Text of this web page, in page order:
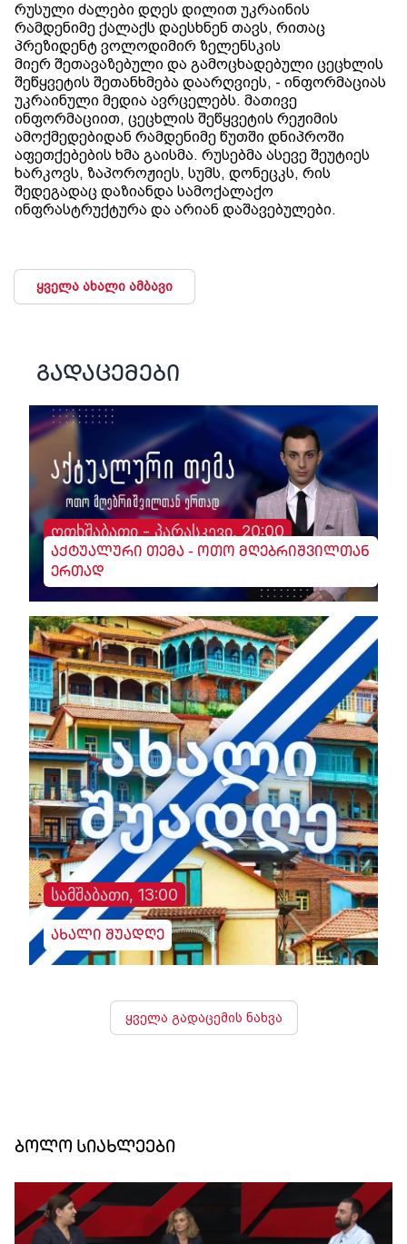
რუსული ძალები დღეს დილით უკრაინის
რამდენიმე ქალაქს დაესხნენ თავს, რითაც
პრეზიდენტ ვოლოდიმირ ზელენსკის
მიერ შეთავაზებული და გამოცხადებული ცეცხლის
შეწყვეტის შეთანხმება დაარღვიეს, - ინფორმაციას
უკრაინული მედია ავრცელებს. მათივე
ინფორმაციით, ცეცხლის შეწყვეტის რეჟიმის
ამოქმედებიდან რამდენიმე წუთში დნიპროში
აფეთქებების ხმა გაისმა. რუსებმა ასევე შეუტიეს
ხარკოვს, ზაპოროჟიეს, სუმს, დონეცკს, რის
შედეგადაც დაზიანდა სამოქალაქო
ინფრასტრუქტურა და არიან დაშავებულები.
ყველა ახალი ამბავი
გადაცემები
ოთხშაბათი - პარასკევი, 20:00
აქტუალური თემა - ოთო მღებრიშვილთან
ერთად
სამშაბათი, 13:00
ახალი შუადღე
ყველა გადაცემის ნახვა
ბოლო სიახლეები